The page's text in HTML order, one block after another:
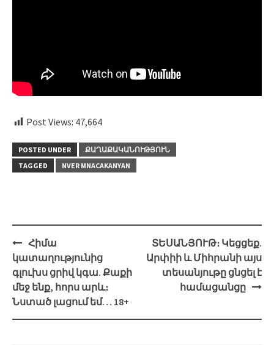
Post Views: 47,664
POSTED UNDER
ՔԱՂԱՔԱԿԱՆՈՒԹՅՈՒՆ
TAGGED
NVER MNACAKANYAN
Post
navigation
Հիմա
կատաղությունից
գլուխս ցրիվ կգա. Քաքի
մեջ ենք, հորս արև։
Նստած լացում եմ… 18+
ՏԵՍԱՆՅՈՒԹ։ Կեցցեք.
Արփիի և Միհրանի այս
տեսանյութը ցնցել է
համացանցը